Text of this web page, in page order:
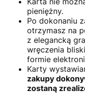
pieniężny.
Po dokonaniu
otrzymasz na
z elegancką
wręczenia
formie
Karty
zakupy
zostaną